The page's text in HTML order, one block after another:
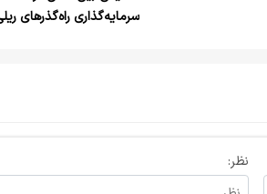
سرمایه‌گذاری راه‌گذرهای
نظر: